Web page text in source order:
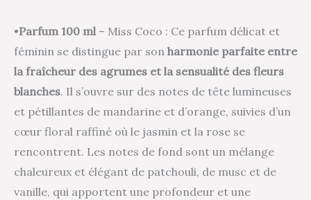
•Parfum 100 ml– Miss Coco : Ce parfum délicat et
féminin se distingue par son harmonie parfaite entre
la fraîcheur des agrumes et la sensualité des fleurs
blanches. Il s’ouvre sur des notes de tête lumineuses
et pétillantes de mandarine et d’orange, suivies d’un
cœur floral raffiné où le jasmin et la rose se
rencontrent. Les notes de fond sont un mélange
chaleureux et élégant de patchouli, de musc et de
vanille, qui apportent une profondeur et une